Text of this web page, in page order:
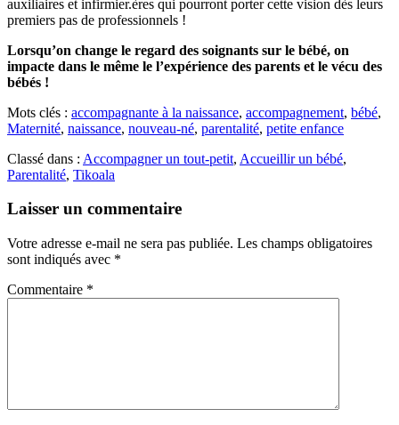
auxiliaires et infirmier.ères qui pourront porter cette vision dès leurs
premiers pas de professionnels !
Lorsqu’on change le regard des soignants sur le bébé, on
impacte dans le même le l’expérience des parents et le vécu des
bébés !
Mots clés : accompagnante à la naissance, accompagnement, bébé,
Maternité, naissance, nouveau-né, parentalité, petite enfance
Classé dans : Accompagner un tout-petit, Accueillir un bébé,
Parentalité, Tikoala
Laisser un commentaire
Votre adresse e-mail ne sera pas publiée. Les champs obligatoires
sont indiqués avec *
Commentaire *